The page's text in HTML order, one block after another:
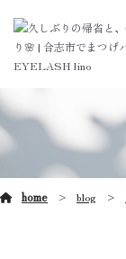
home blog